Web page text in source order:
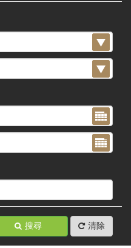
搜尋 清除